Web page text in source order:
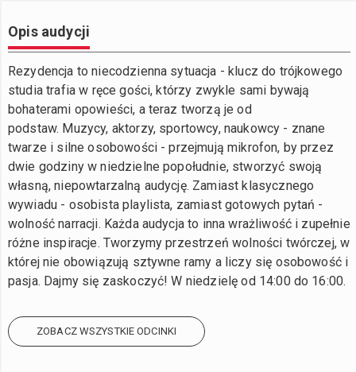
Opis audycji
Rezydencja to niecodzienna sytuacja - klucz do trójkowego
studia trafia w ręce gości, którzy zwykle sami bywają
bohaterami opowieści, a teraz tworzą je od
podstaw. Muzycy, aktorzy, sportowcy, naukowcy - znane
twarze i silne osobowości - przejmują mikrofon, by przez
dwie godziny w niedzielne popołudnie, stworzyć swoją
własną, niepowtarzalną audycję. Zamiast klasycznego
wywiadu - osobista playlista, zamiast gotowych pytań -
wolność narracji. Każda audycja to inna wrażliwość i zupełnie
różne inspiracje. Tworzymy przestrzeń wolności twórczej, w
której nie obowiązują sztywne ramy a liczy się osobowość i
pasja. Dajmy się zaskoczyć! W niedzielę od 14:00 do 16:00.
ZOBACZ WSZYSTKIE ODCINKI